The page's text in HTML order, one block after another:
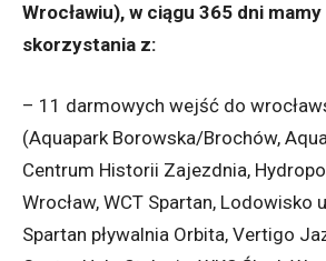
Wrocławiu), w ciągu 365 dni
skorzystania z:
– 11 darmowych wejść do
(Aquapark Borowska/Brochów,
Centrum Historii Zajezdnia,
Wrocław, WCT Spartan, Lodowisko
Spartan pływalnia Orbita, Vertigo